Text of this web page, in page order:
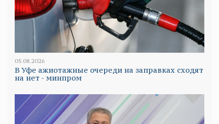
05.08.2026
В Уфе ажиотажные очереди на заправках сходят
на нет - минпром